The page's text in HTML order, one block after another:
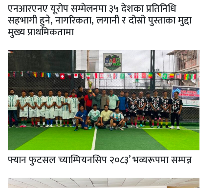
एनआरएनए यूरोप सम्मेलनमा ३५ देशका प्रतिनिधि
सहभागी हुने, नागरिकता, लगानी र दोस्रो पुस्ताका मुद्दा
मुख्य प्राथमिकतामा
फ्यान फुटसल च्याम्पियनसिप २०८३’ भव्यरूपमा सम्पन्न